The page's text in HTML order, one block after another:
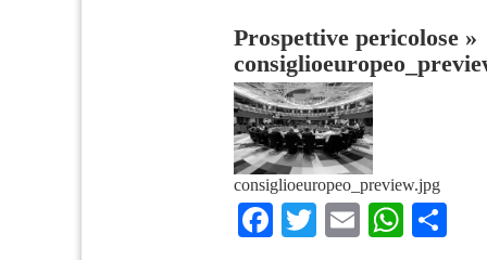
Prospettive pericolose »
consiglioeuropeo_preview.jpg
Facebook
TwitterEmail